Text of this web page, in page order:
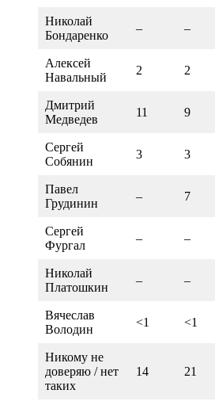
Николай
Бондаренко
– –
Алексей
Навальный
2 2
Дмитрий
Медведев
11 9
Сергей
Собянин
3 3
Павел
Грудинин
– 7
Сергей
Фургал
– –
Николай
Платошкин
– –
Вячеслав
Володин
<1 <1
Никому не
доверяю / нет
таких
14 21